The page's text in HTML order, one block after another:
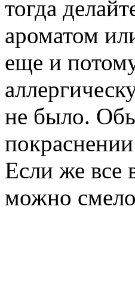
тогда
ароматом
еще и
не было.
Если же все
можно смело